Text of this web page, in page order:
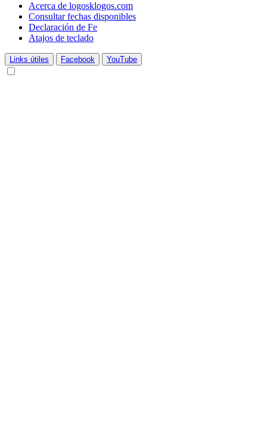
Acerca de logosklogos.com
Consultar fechas disponibles
Declaración de Fe
Atajos de teclado
Links útiles Facebook YouTube